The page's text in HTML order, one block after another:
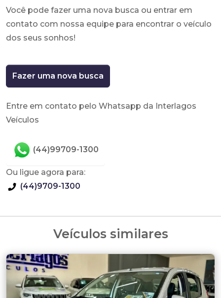
Você pode fazer uma nova busca ou entrar em
contato com nossa equipe para encontrar o veículo
dos seus sonhos!
Fazer uma nova busca
Entre em contato pelo Whatsapp da Interlagos
Veículos
(44)99709-1300
Ou ligue agora para:
(44)9709-1300
Veículos similares